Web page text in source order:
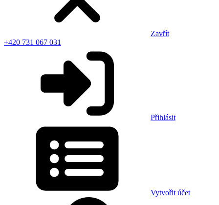
Zavřít
+420 731 067 031
Přihlásit
Vytvořit účet